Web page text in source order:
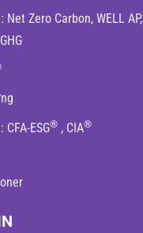
: Net Zero Carbon,WELL AP,
GHG
: CFA-ESG® , CIA®